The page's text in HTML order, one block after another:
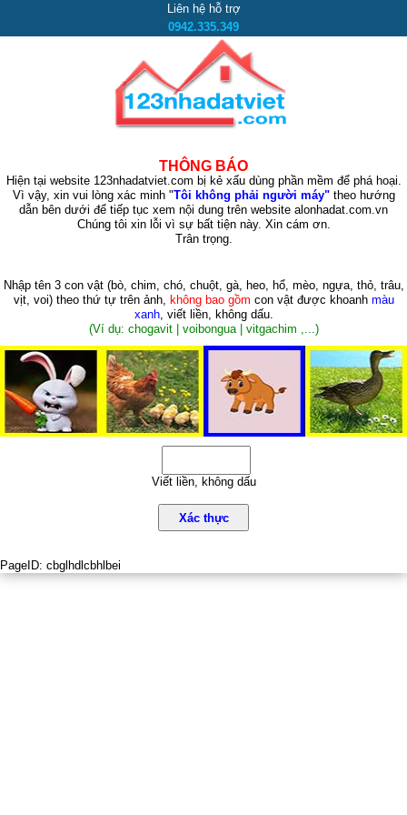
Liên hệ hỗ trợ
0942.335.349
THÔNG BÁO
Hiện tại website 123nhadatviet.com bị kẻ xấu dùng phần mềm để phá hoại.
Vì vậy, xin vui lòng xác minh "Tôi không phải người máy"theo hướng
dẫn bên dưới để tiếp tục xem nội dung trên website alonhadat.com.vn
Chúng tôi xin lỗi vì sự bất tiện này. Xin cám ơn.
Trân trọng.
Nhập tên 3 con vật (bò, chim, chó, chuột, gà, heo, hổ, mèo, ngựa, thỏ, trâu,
vịt, voi)theo thứ tự trên ảnh, không bao gồm con vật được khoanh màu
xanh, viết liền, không dấu.
(Ví dụ: chogavit | voibongua | vitgachim ,...)
Viết liền, không dấu
Xác thực
PageID: cbglhdlcbhlbei